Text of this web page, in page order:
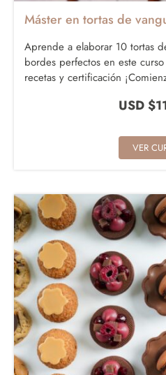
Máster en tortas de
Aprende a elaborar 10 tortas
bordes perfectos en este
recetas y certificación
USD $
VER